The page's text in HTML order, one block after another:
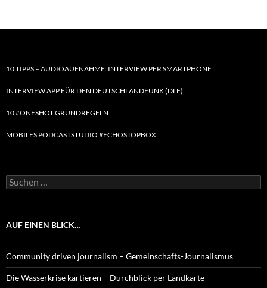
10 TIPPS – AUDIOAUFNAHME: INTERVIEW PER SMARTPHONE
INTERVIEW APP FÜR DEN DEUTSCHLANDFUNK (DLF)
10 #ONESHOT GRUNDREGELN
MOBILES PODCASTSTUDIO #ECHOSTOPBOX
Suchen
nach:
AUF EINEN BLICK…
Community driven journalism – Gemeinschafts-Journalismus
Die Wasserkrise kartieren – Durchblick per Landkarte